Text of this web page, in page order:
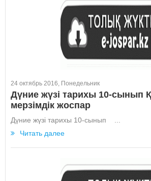
24 октябрь 2016, Понедельник
Дүние жүзі тарихы 10-сынып
мерзімдік жоспар
Дүние жүзі тарихы 10-сынып ...
Читать далее